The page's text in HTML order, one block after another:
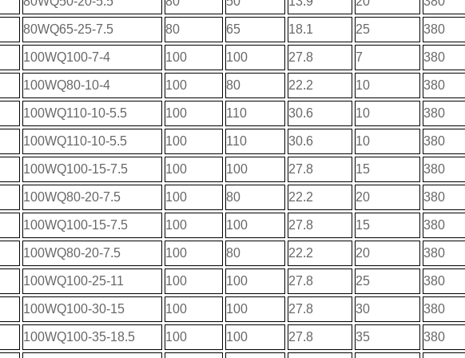
80WQ65-25-7.5 80 65 18.1 25 380
100WQ100-7-4 100 100 27.8 7 380
100WQ80-10-4 100 80 22.2 10 380
100WQ110-10-5.5 100 110 30.6 10 380
100WQ110-10-5.5 100 110 30.6 10 380
100WQ100-15-7.5 100 100 27.8 15 380
100WQ80-20-7.5 100 80 22.2 20 380
100WQ100-15-7.5 100 100 27.8 15 380
100WQ80-20-7.5 100 80 22.2 20 380
100WQ100-25-11 100 100 27.8 25 380
100WQ100-30-15 100 100 27.8 30 380
100WQ100-35-18.5 100 100 27.8 35 380